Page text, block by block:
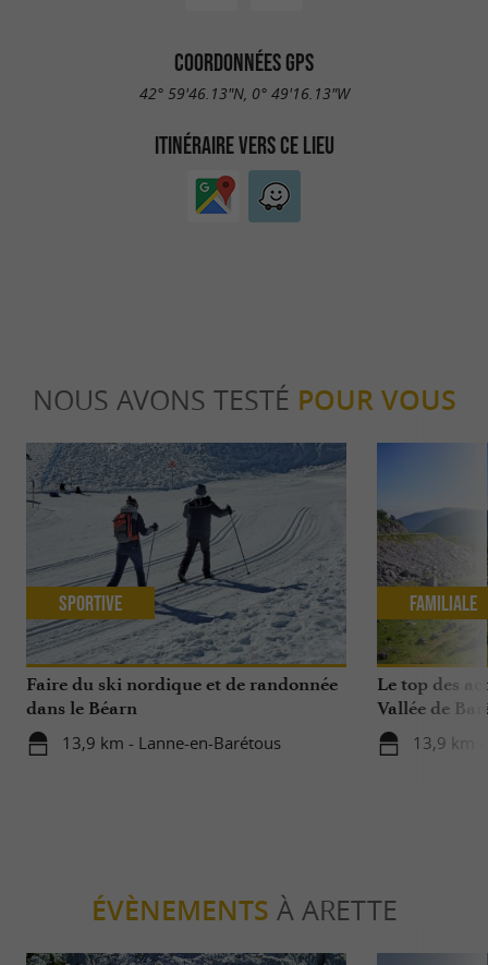
COORDONNÉES GPS
42° 59'46.13"N, 0° 49'16.13"W
ITINÉRAIRE VERS CE LIEU
NOUS AVONS TESTÉ POUR VOUS
Faire du ski nordique et de randonnée
dans le Béarn
13,9 km - Lanne-en-Barétous
Sportive
Le top des
Vallée de
13,9 km
Familiale
ÉVÈNEMENTS À ARETTE